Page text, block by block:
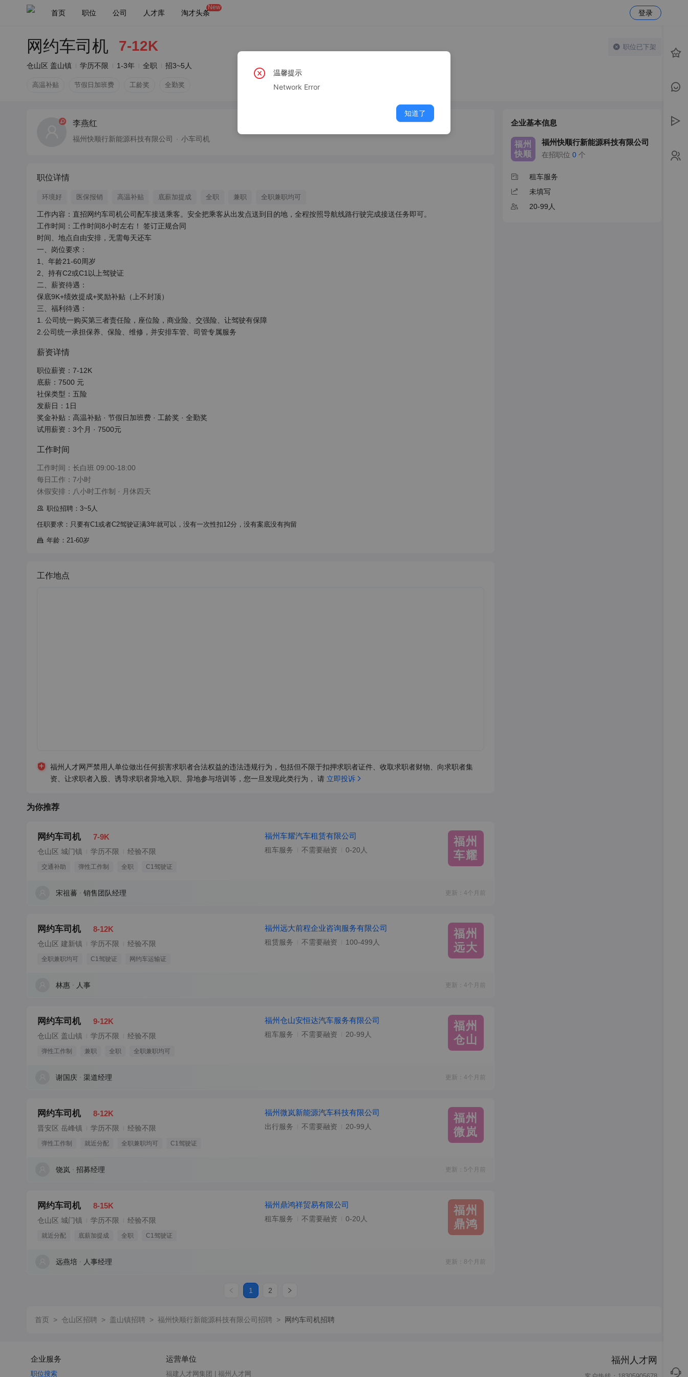
首页 职位 公司 人才库 淘才头条
New
登录
网约车司机 7-12K
仓山区 盖山镇 学历不限 1-3年 全职 招3~5人
高温补贴 节假日加班费 工龄奖 全勤奖
职位已下架
李燕红
福州快顺行新能源科技有限公司 小车司机
职位详情
环境好 医保报销 高温补贴 底薪加提成 全职 兼职 全职兼职均可
工作内容：直招网约车司机公司配车接送乘客。安全把乘客从出发点送到目的地，全程按照导航线路行驶完成接送任务即可。
工作时间：工作时间8小时左右！ 签订正规合同
时间、地点自由安排，无需每天还车
一、岗位要求：
1、年龄21-60周岁
2、持有C2或C1以上驾驶证
二、薪资待遇：
保底9K+绩效提成+奖励补贴（上不封顶）
三、福利待遇：
1. 公司统一购买第三者责任险，座位险，商业险、交强险、让驾驶有保障
2.公司统一承担保养、保险、维修，并安排车管、司管专属服务
薪资详情
职位薪资：7-12K
底薪：7500 元
社保类型：五险
发薪日：1日
奖金补贴：高温补贴 · 节假日加班费 · 工龄奖 · 全勤奖
试用薪资：3个月 · 7500元
工作时间
工作时间：长白班 09:00-18:00
每日工作：7小时
休假安排：八小时工作制 · 月休四天
职位招聘：3~5人
任职要求：只要有C1或者C2驾驶证满3年就可以，没有一次性扣12分，没有案底没有拘留
年龄：21-60岁
工作地点
福州人才网严禁用人单位做出任何损害求职者合法权益的违法违规行为，包括但不限于扣押求职者证件、收取求职者财物、向求职者集
资、让求职者入股、诱导求职者异地入职、异地参与培训等，您一旦发现此类行为， 请 立即投诉
为你推荐
网约车司机 7-9K
仓山区 城门镇 学历不限 经验不限
交通补助 弹性工作制 全职 C1驾驶证
福州车耀汽车租赁有限公司
租车服务 不需要融资 0-20人
福州
车耀
宋祖蕃 销售团队经理 更新：4个月前
网约车司机 8-12K
仓山区 建新镇 学历不限 经验不限
全职兼职均可 C1驾驶证 网约车运输证
福州远大前程企业咨询服务有限公司
租赁服务 不需要融资 100-499人
福州
远大
林惠 人事 更新：4个月前
网约车司机 9-12K
仓山区 盖山镇 学历不限 经验不限
弹性工作制 兼职 全职 全职兼职均可
福州仓山安恒达汽车服务有限公司
租车服务 不需要融资 20-99人
福州
仓山
谢国庆 渠道经理 更新：4个月前
网约车司机 8-12K
晋安区 岳峰镇 学历不限 经验不限
弹性工作制 就近分配 全职兼职均可 C1驾驶证
福州微岚新能源汽车科技有限公司
出行服务 不需要融资 20-99人
福州
微岚
饶岚 招募经理 更新：5个月前
网约车司机 8-15K
仓山区 城门镇 学历不限 经验不限
就近分配 底薪加提成 全职 C1驾驶证
福州鼎鸿祥贸易有限公司
租车服务 不需要融资 0-20人
福州
鼎鸿
远燕培 人事经理 更新：8个月前
1 2
企业基本信息
福州
快顺
福州快顺行新能源科技有限公司
在招职位 0 个
租车服务
未填写
20-99人
首页 > 仓山区招聘 > 盖山镇招聘 > 福州快顺行新能源科技有限公司招聘 > 网约车司机招聘
企业服务
职位搜索
运营单位
福建人才网集团 | 福州人才网
福州人才网
温馨提示
Network Error
知道了